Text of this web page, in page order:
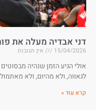
דני אבדיה מעלה את
15/04/2026 אין תגובות
אולי הגיע הזמן שנהיה
לגאווה, ולא מהיום, ולא מאתמול
קרא עוד »